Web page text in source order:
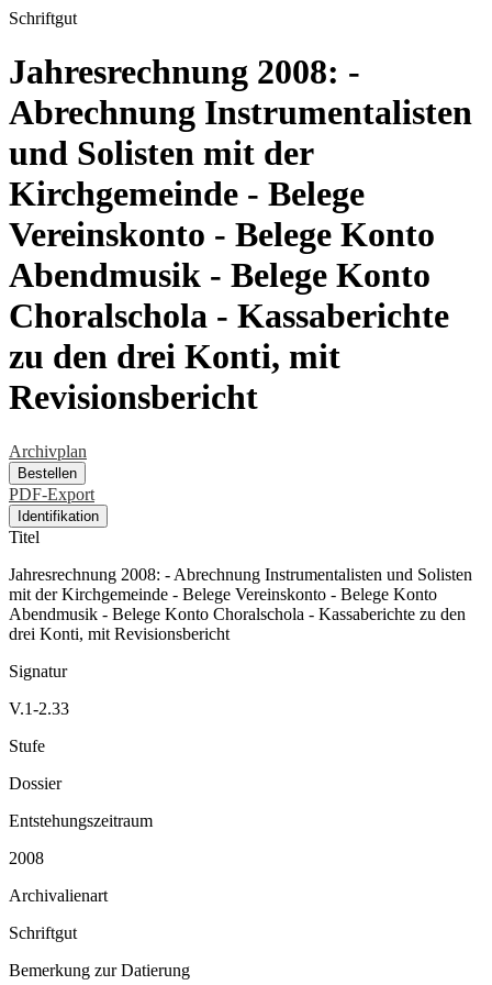
Schriftgut
Jahresrechnung 2008: -
Abrechnung Instrumentalisten
und Solisten mit der
Kirchgemeinde - Belege
Vereinskonto - Belege Konto
Abendmusik - Belege Konto
Choralschola - Kassaberichte
zu den drei Konti, mit
Revisionsbericht
Archivplan
Bestellen
PDF-Export
Identifikation
Titel
Jahresrechnung 2008: - Abrechnung Instrumentalisten und Solisten
mit der Kirchgemeinde - Belege Vereinskonto - Belege Konto
Abendmusik - Belege Konto Choralschola - Kassaberichte zu den
drei Konti, mit Revisionsbericht
Signatur
V.1-2.33
Stufe
Dossier
Entstehungszeitraum
2008
Archivalienart
Schriftgut
Bemerkung zur Datierung